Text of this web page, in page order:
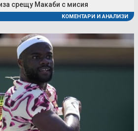
срещу Макаби с мисия
КОМЕНТАРИ И АНАЛИЗИ